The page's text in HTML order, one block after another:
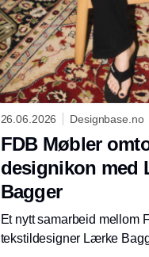
26.06.2026 Designbase.no
FDB Møbler
designikon med
Bagger
Et nytt samarbeid mellom
tekstildesigner Lærke